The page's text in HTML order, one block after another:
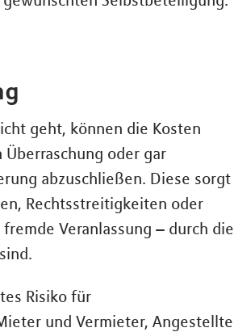
geht, können die Kosten
oder gar
abzuschließen. Diese sorgt
Rechtsstreitigkeiten oder
Veranlassung – durch die
Risiko für
und Vermieter, Angestellte